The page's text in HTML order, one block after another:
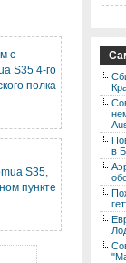
с
S35 4-го
полка
S35,
пункте
в